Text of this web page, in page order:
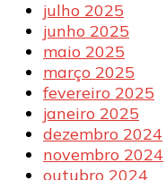
julho 2025
junho 2025
maio 2025
março 2025
fevereiro 2025
janeiro 2025
dezembro 2024
novembro 2024
outubro 2024